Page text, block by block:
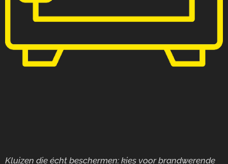
Kluizen die écht beschermen: kies voor brandwerende